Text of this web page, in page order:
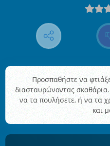
Προσπαθήστε να
διασταυρώνοντας
να τα πουλήσετε, ή να τα
και